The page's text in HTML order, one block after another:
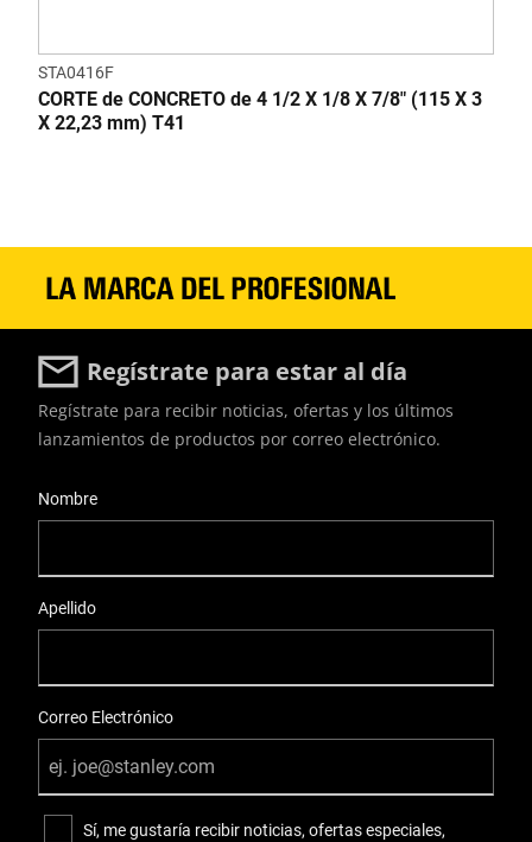
STA0416F
CORTE de CONCRETO de 4 1/2 X 1/8 X 7/8" (115 X 3
X 22,23 mm) T41
Regístrate para estar al día
Regístrate para recibir noticias, ofertas y los últimos
lanzamientos de productos por correo electrónico.
Nombre
Apellido
Correo Electrónico
Sí, me gustaría recibir noticias, ofertas especiales,